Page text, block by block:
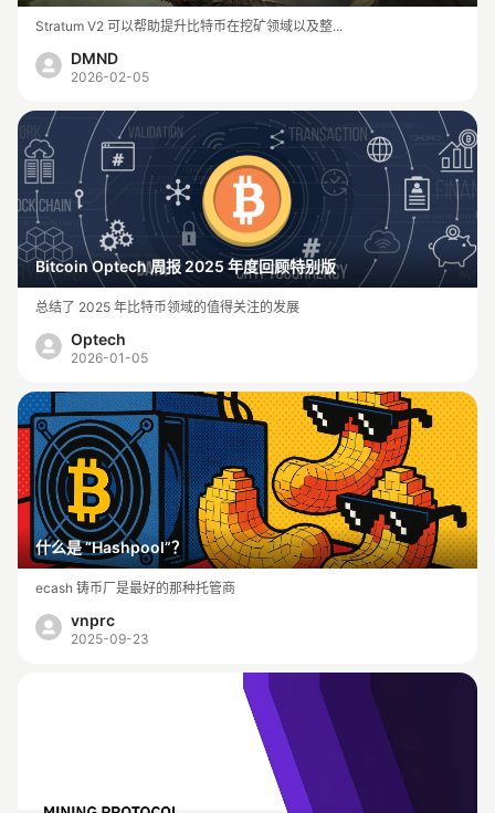
Stratum V2 可以帮助提升比特币在挖矿领域以及整...
DMND
2026-02-05
Bitcoin Optech 周报 2025 年度回顾特别版
总结了 2025 年比特币领域的值得关注的发展
Optech
2026-01-05
什么是 “Hashpool”？
ecash 铸币厂是最好的那种托管商
vnprc
2025-09-23